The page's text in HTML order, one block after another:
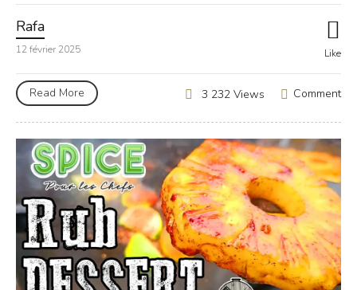
Rafa
12 février 2025 Like
Read More Comment
3 232 Views